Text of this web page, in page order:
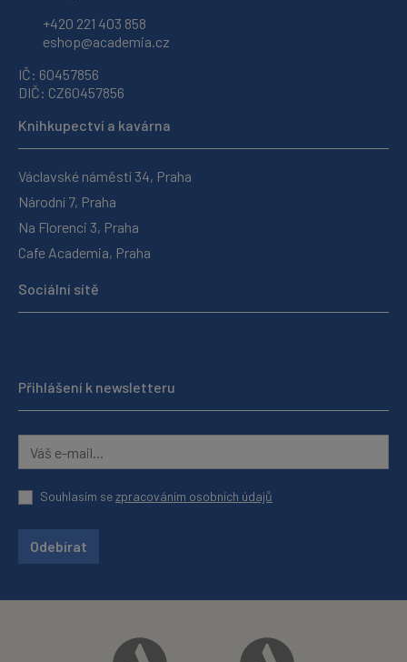
+420 221 403 858
eshop@academia.cz
IČ: 60457856
DIČ: CZ60457856
Knihkupectví a kavárna
Václavské náměstí 34, Praha
Národní 7, Praha
Na Florenci 3, Praha
Cafe Academia, Praha
Sociální sítě
Přihlášení k newsletteru
Souhlasím sezpracováním osobních údajů
Odebírat